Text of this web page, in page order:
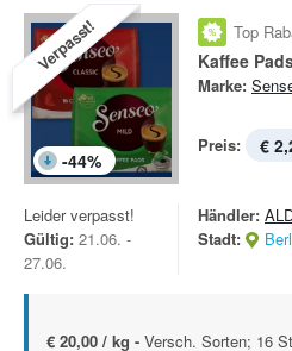
Verpasst!
-44%
Top
Kaffee
Marke:
Preis: €
Leider verpasst!
Gültig: 21.06. -
27.06.
Händler:
Stadt:
€ 20,00 / kg - Versch. Sorten; 16